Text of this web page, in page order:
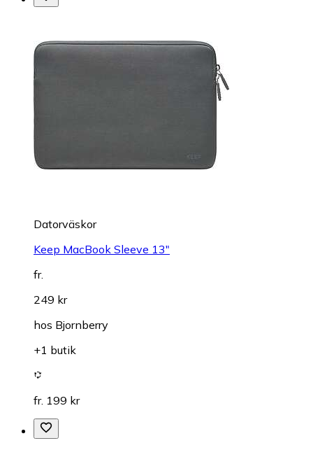
Datorväskor
Keep MacBook Sleeve 13"
fr.
249 kr
hos Bjornberry
+1 butik
fr. 199 kr